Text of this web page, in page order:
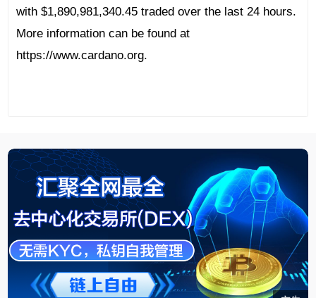
with $1,890,981,340.45 traded over the last 24 hours.
More information can be found at
https://www.cardano.org.